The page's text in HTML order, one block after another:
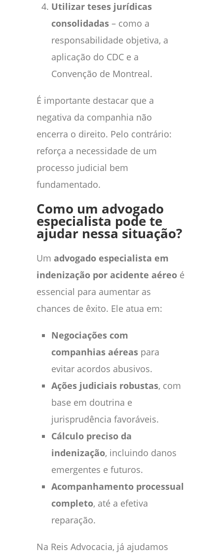
Utilizar teses jurídicas
consolidadas – como a
responsabilidade objetiva, a
aplicação do CDC e a
Convenção de Montreal.
É importante destacar que a
negativa da companhia não
encerra o direito. Pelo contrário:
reforça a necessidade de um
processo judicial bem
fundamentado.
Como um advogado
especialista pode te
ajudar nessa situação?
Um advogado especialista em
indenização por acidente aéreo é
essencial para aumentar as
chances de êxito. Ele atua em:
Negociações com
companhias aéreas para
evitar acordos abusivos.
Ações judiciais robustas, com
base em doutrina e
jurisprudência favoráveis.
Cálculo preciso da
indenização, incluindo danos
emergentes e futuros.
Acompanhamento processual
completo, até a efetiva
reparação.
Na Reis Advocacia, já ajudamos